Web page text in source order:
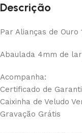
Descrição
Par Alianças de Ouro
Abaulada 4mm de
Acompanha:
Certificado de
Caixinha de Veludo
Gravação Grátis